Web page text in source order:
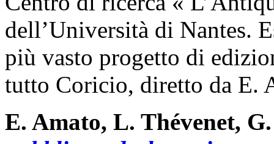
dell’Università di Nantes.
più vasto progetto di
tutto Coricio, diretto da E.
E. Amato, L. Thévenet,